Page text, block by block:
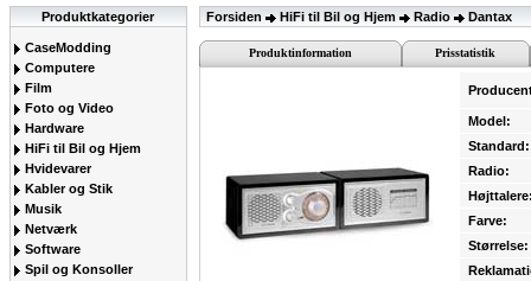
Produktkategorier
CaseModding
Computere
Film
Foto og Video
Hardware
HiFi til Bil og Hjem
Hvidevarer
Kabler og Stik
Musik
Netværk
Software
Spil og Konsoller
Forsiden HiFi til Bil og Hjem Radio Dantax
Produktinformation Prisstatistik
Model:
Standard:
Radio:
Farve:
Størrelse: